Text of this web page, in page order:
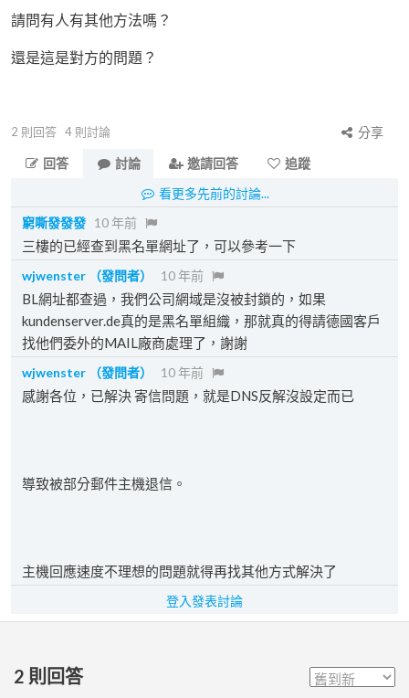
請問有人有其他方法嗎？
還是這是對方的問題？
2 則回答 4 則討論
分享
回答
討論 邀請回答
追蹤
看更多先前的討論...
窮嘶發發發 10 年前
三樓的已經查到黑名單網址了，可以參考一下
wjwenster （發問者） 10 年前
BL網址都查過，我們公司網域是沒被封鎖的，如果
kundenserver.de真的是黑名單組織，那就真的得請德國客戶
找他們委外的MAIL廠商處理了，謝謝
wjwenster （發問者） 10 年前
感謝各位，已解決 寄信問題，就是DNS反解沒設定而已
導致被部分郵件主機退信。
主機回應速度不理想的問題就得再找其他方式解決了
登入發表討論
2 則回答